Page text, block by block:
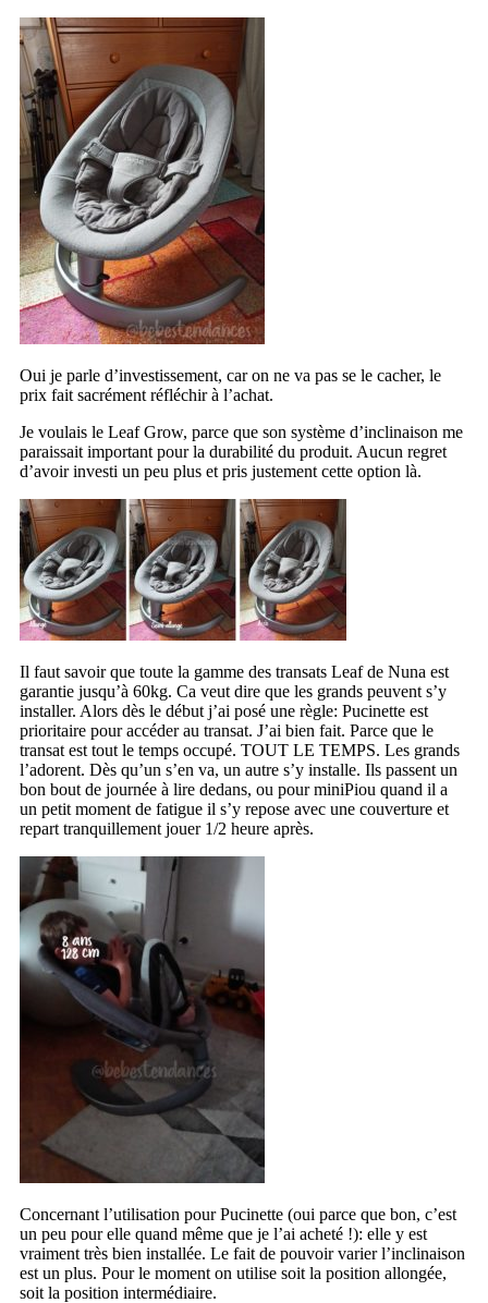
Oui je parle d’investissement, car on ne va pas se le cacher, le
prix fait sacrément réfléchir à l’achat.
Je voulais le Leaf Grow, parce que son système d’inclinaison me
paraissait important pour la durabilité du produit. Aucun regret
d’avoir investi un peu plus et pris justement cette option là.
Il faut savoir que toute la gamme des transats Leaf de Nuna est
garantie jusqu’à 60kg. Ca veut dire que les grands peuvent s’y
installer. Alors dès le début j’ai posé une règle: Pucinette est
prioritaire pour accéder au transat. J’ai bien fait. Parce que le
transat est tout le temps occupé. TOUT LE TEMPS. Les grands
l’adorent. Dès qu’un s’en va, un autre s’y installe. Ils passent un
bon bout de journée à lire dedans, ou pour miniPiou quand il a
un petit moment de fatigue il s’y repose avec une couverture et
repart tranquillement jouer 1/2 heure après.
Concernant l’utilisation pour Pucinette (oui parce que bon, c’est
un peu pour elle quand même que je l’ai acheté !): elle y est
vraiment très bien installée. Le fait de pouvoir varier l’inclinaison
est un plus. Pour le moment on utilise soit la position allongée,
soit la position intermédiaire.